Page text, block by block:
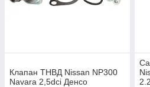
Клапан ТНВД Nissan NP300
Navara 2,5dci Денсо